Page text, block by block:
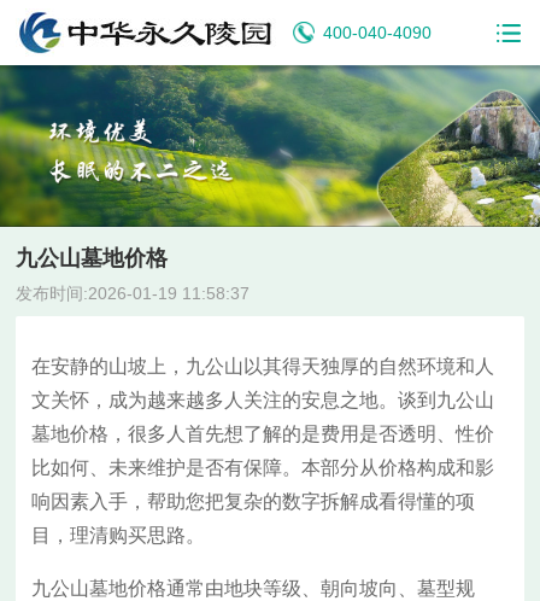
400-040-4090
九公山墓地价格
发布时间:2026-01-19 11:58:37
在安静的山坡上，九公山以其得天独厚的自然环境和人
文关怀，成为越来越多人关注的安息之地。谈到九公山
墓地价格，很多人首先想了解的是费用是否透明、性价
比如何、未来维护是否有保障。本部分从价格构成和影
响因素入手，帮助您把复杂的数字拆解成看得懂的项
目，理清购买思路。
九公山墓地价格通常由地块等级、朝向坡向、墓型规